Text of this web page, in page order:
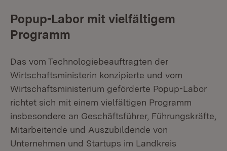
Popup-Labor mit vielfältigem
Programm
Das vom Technologiebeauftragten der
Wirtschaftsministerin konzipierte und vom
Wirtschaftsministerium geförderte Popup-Labor
richtet sich mit einem vielfältigen Programm
insbesondere an Geschäftsführer, Führungskräfte,
Mitarbeitende und Auszubildende von
Unternehmen und Startups im Landkreis